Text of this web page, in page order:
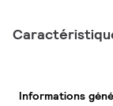
Informations